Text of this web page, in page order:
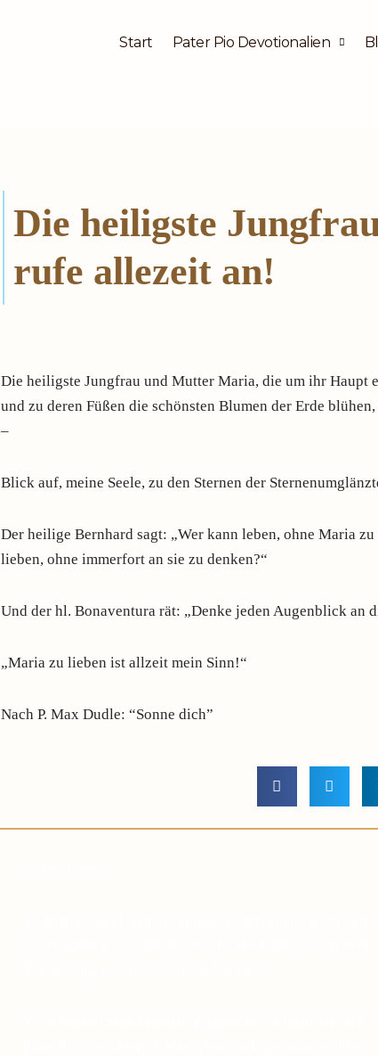
Start Pater Pio Devotionalien
Die heiligste
rufe allezeit an!
Die heiligste Jungfrau und Mutter Maria, die um ihr Haupt
und zu deren Füßen die schönsten Blumen der Erde
–
Blick auf, meine Seele, zu den Sternen der
Der heilige Bernhard sagt: „Wer kann leben, ohne Maria
lieben, ohne immerfort an sie zu denken?“
Und der hl. Bonaventura rät: „Denke jeden Augenblick an
„Maria zu lieben ist allzeit mein Sinn!“
Nach P. Max Dudle: “Sonne dich”